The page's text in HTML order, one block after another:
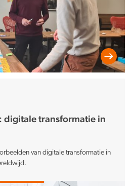
digitale transformatie in
van digitale transformatie in